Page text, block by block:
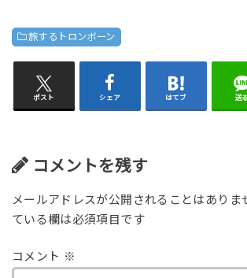
旅するトロンボーン
ポスト シェア はてブ 送る
コメントを残す
メールアドレスが公開されることはありま
ている欄は必須項目です
コメント ※